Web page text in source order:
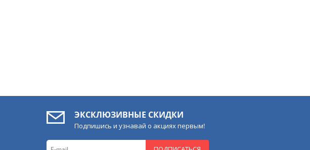
ЭКСКЛЮЗИВНЫЕ СКИДКИ
Подпишись и узнавай о акциях первым!